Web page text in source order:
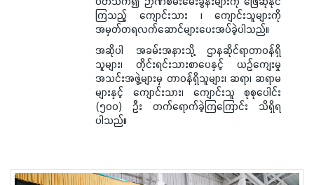
ကြသည့် ကျောင်းသား ၊ ကျောင်းသူများကို
အမှတ်တရလက်ဆောင်များပေးအပ်ခဲ့ပါသည်။
အဆိုပါ အခမ်းအနားသို့ ဌာနဆိုင်ရာတာဝန်ရှိ
သူများ၊ တိုင်းရင်းသားစာပေနှင့် ယဉ်ကျေးမှု
အသင်းအဖွဲ့များမှ တာဝန်ရှိသူများ၊ ဆရာ၊ ဆရာမ
များနှင့် ကျောင်းသား၊ ကျောင်းသူ စုစုပေါင်း
(၅၀၀) ဦး တက်ရောက်ခဲ့ကြကြောင်း သိရှိရ
ပါသည်။